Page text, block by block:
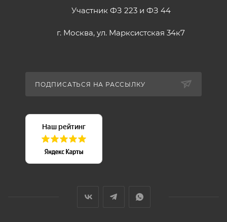
Участник ФЗ 223 и ФЗ 44
г. Москва, ул. Марксистская 34к7
ПОДПИСАТЬСЯ НА РАССЫЛКУ